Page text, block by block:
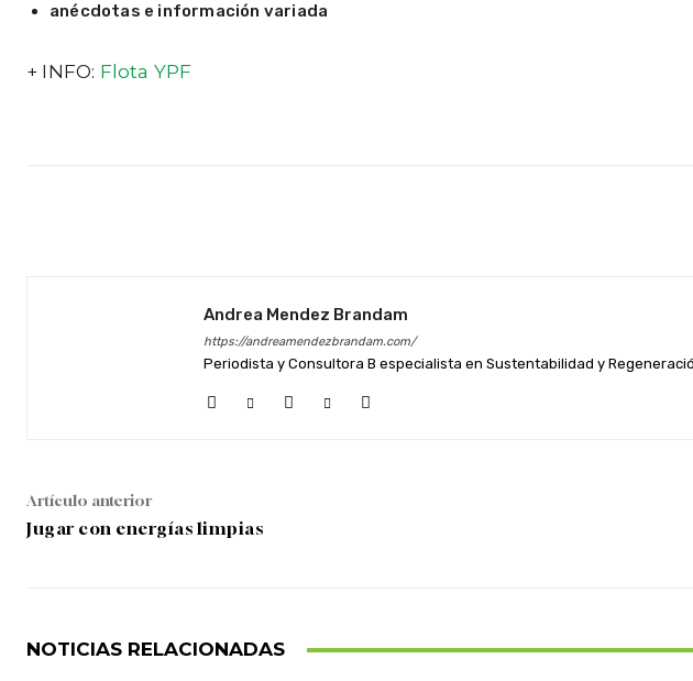
anécdotas e información variada
+ INFO: Flota YPF
Andrea Mendez Brandam
https://andreamendezbrandam.com/
Periodista y Consultora B especialista en Sustentabilidad y
Artículo anterior
Jugar con energías limpias
NOTICIAS RELACIONADAS